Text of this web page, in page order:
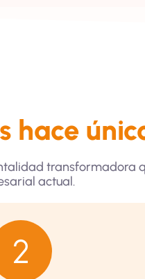
hace
transformadora
actual.